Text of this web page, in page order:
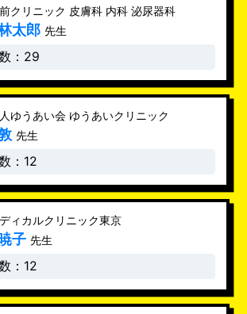
クリニック 皮膚科 内科 泌尿器科
太郎 先生
：29
ゆうあい会 ゆうあいクリニック
先生
：12
ィカルクリニック東京
子 先生
：12